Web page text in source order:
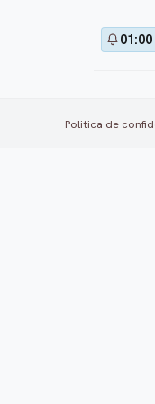
01:00
Politica de